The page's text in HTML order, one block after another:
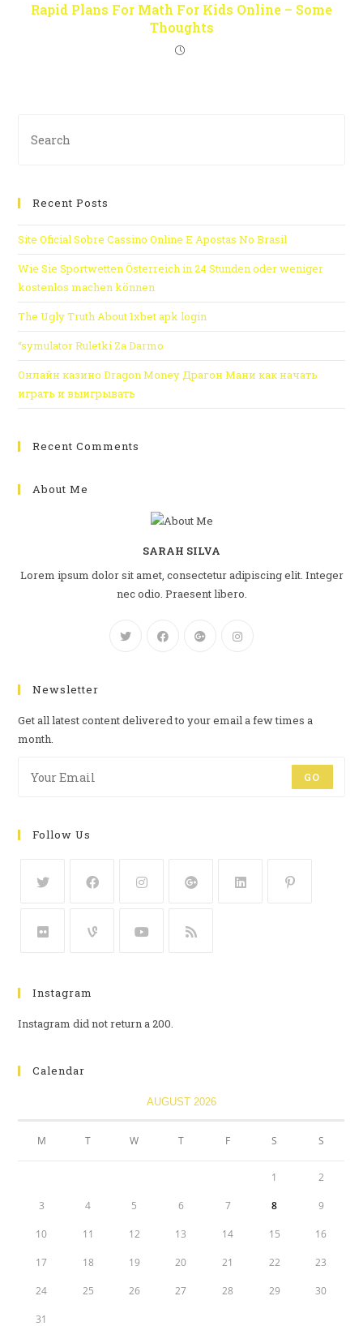
Rapid Plans For Math For Kids Online – Some
Thoughts
Recent Posts
Site Oficial Sobre Cassino Online E Apostas No Brasil
Wie Sie Sportwetten Österreich in 24 Stunden oder weniger
kostenlos machen können
The Ugly Truth About 1xbet apk login
“symulator Ruletki Za Darmo
Онлайн казино Dragon Money Драгон Мани как начать
играть и выигрывать
Recent Comments
About Me
SARAH SILVA
Lorem ipsum dolor sit amet, consectetur adipiscing elit. Integer
nec odio. Praesent libero.
Newsletter
Get all latest content delivered to your email a few times a
month.
GO
Follow Us
Instagram
Instagram did not return a 200.
Calendar
AUGUST 2026
M T W T F S S
1 2
3 4 5 6 7 8 9
10 11 12 13 14 15 16
17 18 19 20 21 22 23
24 25 26 27 28 29 30
31